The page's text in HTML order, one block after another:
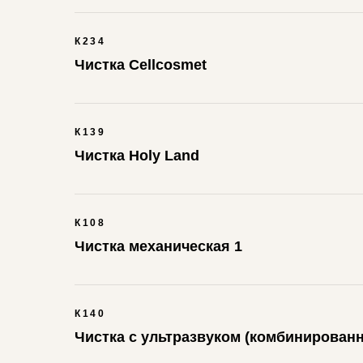
К234
Чистка Cellcosmet
К139
Чистка Holy Land
К108
Чистка механическая 1
К140
Чистка с ультразвуком